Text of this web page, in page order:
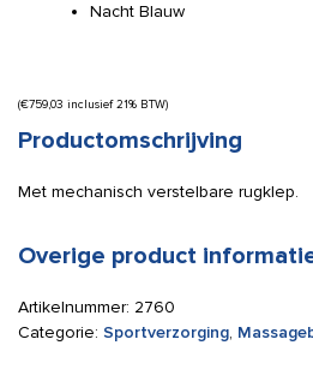
Nacht Blauw
(€759,03 inclusief 21% BTW)
Productomschrijving
Met mechanisch verstelbare rugklep.
Overige product
Artikelnummer: 2760
Categorie: Sportverzorging,